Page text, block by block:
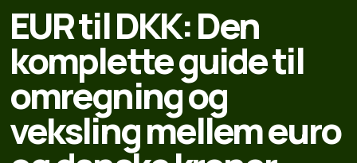
EUR til DKK: Den
komplette guide til
omregning og
veksling mellem euro